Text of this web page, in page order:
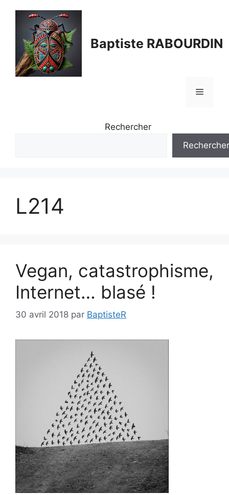
contenu
Baptiste RABOURDIN
Menu
Rechercher
Rechercher
L214
Vegan, catastrophisme,
Internet… blasé !
30 avril 2018 par BaptisteR